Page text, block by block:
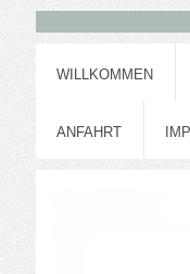
WILLKOMMEN
ANFAHRT